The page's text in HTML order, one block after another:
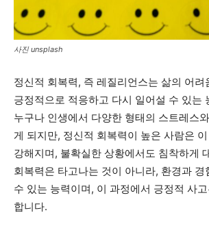
사진 unsplash
정신적 회복력, 즉 레질리언스는 삶의 어려
긍정적으로 적응하고 다시 일어설 수 있는
누구나 인생에서 다양한 형태의 스트레스
게 되지만, 정신적 회복력이 높은 사람은
강해지며, 불확실한 상황에서도 침착하게
회복력은 타고나는 것이 아니라, 환경과 경
수 있는 능력이며, 이 과정에서 긍정적 사
합니다.